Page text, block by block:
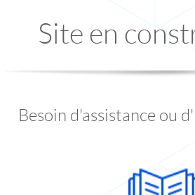
Site en
Besoin d'assistance ou